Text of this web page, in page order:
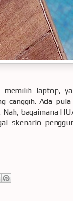
laptop,
canggih. Ada
bagaimana
skenario